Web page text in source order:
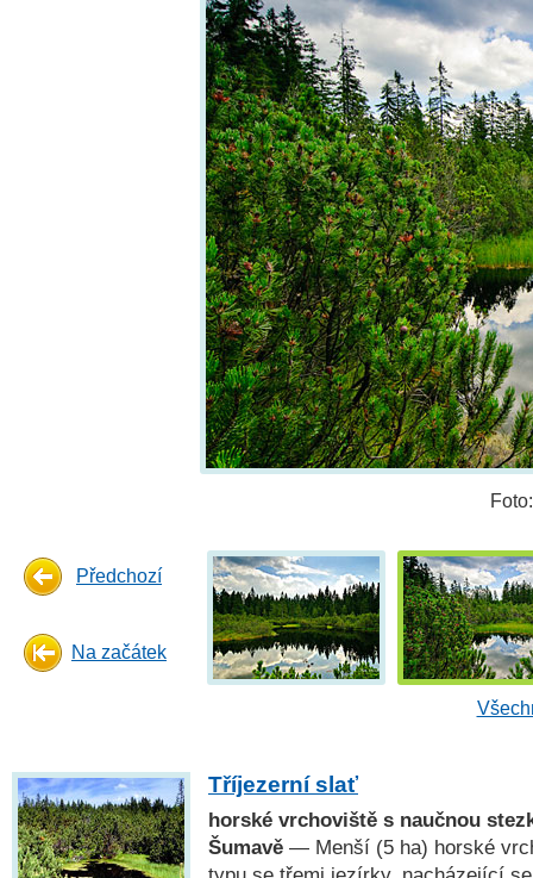
Předchozí
Na začátek
Tříjezerní slať
horské vrchoviště s naučnou
Šumavě — Menší (5 ha) horské